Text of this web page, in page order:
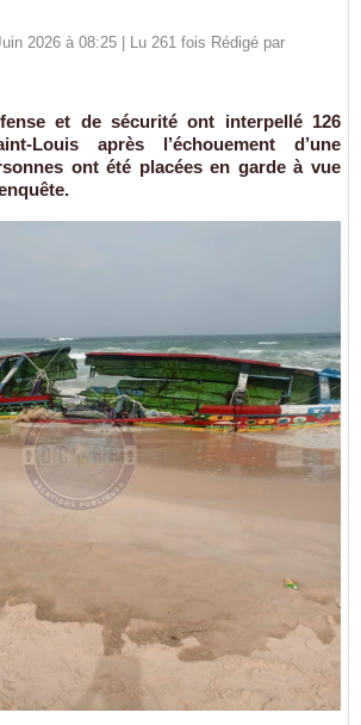
2026 à 08:25 | Lu 261 fois Rédigé par
et de sécurité ont interpellé 126
Louis après l’échouement d’une
ont été placées en garde à vue